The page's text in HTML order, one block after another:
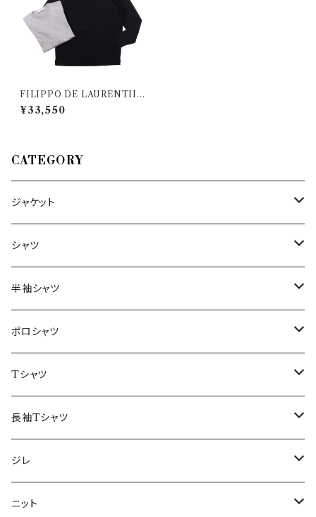
FILIPPO DE LAURENTIIS
（フィリッポ デ ラウレンティス）
丸首セーター GCOML2A CC
¥33,550
CATEGORY
ジャケット
～44/S
46/M
48/L
50/XL～
シャツ
～44/S
46/M
48/L
50/XL～
半袖シャツ
～44/S
46/M
48/L
50/XL～
ポロシャツ
～44/S
46/M
48/L
50/XL～
Tシャツ
～44/S
46/M
48/L
長袖Tシャツ
～44/S
46/M
ジレ
～44/S
ニット